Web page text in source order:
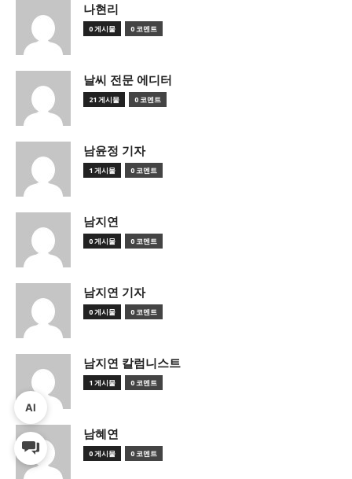
나현리
0 게시물 0 코멘트
날씨 전문 에디터
21 게시물 0 코멘트
남윤정 기자
1 게시물 0 코멘트
남지연
0 게시물 0 코멘트
남지연 기자
0 게시물 0 코멘트
남지연 칼럼니스트
1 게시물 0 코멘트
남혜연
0 게시물 0 코멘트
AI